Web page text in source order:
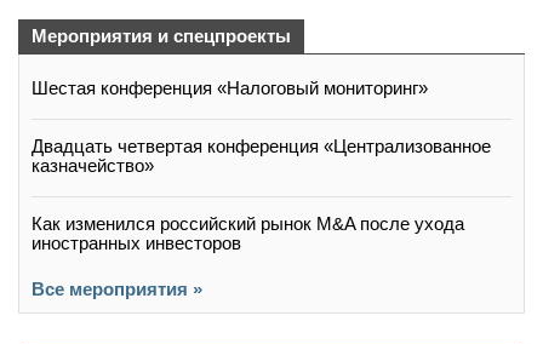
Мероприятия и спецпроекты
Шестая конференция «Налоговый мониторинг»
Двадцать четвертая конференция «Централизованное
казначейство»
Как изменился российский рынок M&A после ухода
иностранных инвесторов
Все мероприятия »